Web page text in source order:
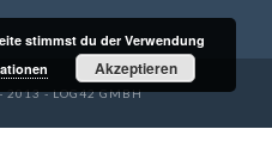
2013 - LOG42 GMBH
stimmst du der Verwendung
Akzeptieren